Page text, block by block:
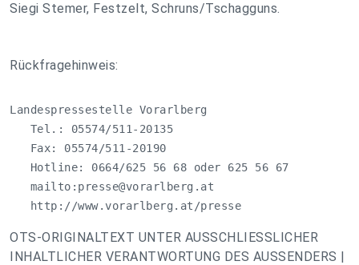
Siegi Stemer, Festzelt, Schruns/Tschagguns.
Rückfragehinweis:
Landespressestelle Vorarlberg
   Tel.: 05574/511-20135
   Fax: 05574/511-20190
   Hotline: 0664/625 56 68 oder 625 56 67
   mailto:
presse@vorarlberg.at
   http://www.vorarlberg.at/presse
OTS-ORIGINALTEXT UNTER AUSSCHLIESSLICHER
INHALTLICHER VERANTWORTUNG DES AUSSENDERS |